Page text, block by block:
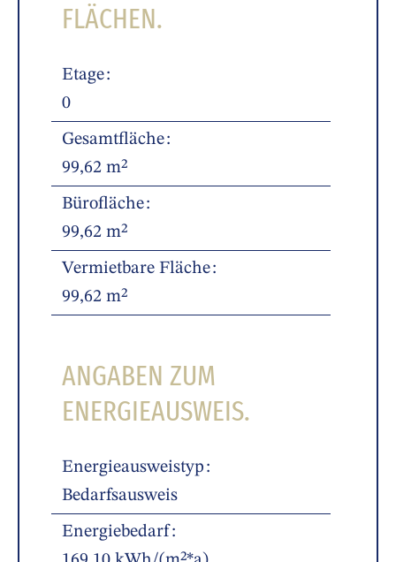
FLÄCHEN.
Etage
0
Gesamtfläche
99,62 m²
Bürofläche
99,62 m²
Vermietbare Fläche
99,62 m²
ANGABEN ZUM
ENERGIEAUSWEIS.
Energieausweistyp
Bedarfsausweis
Energiebedarf